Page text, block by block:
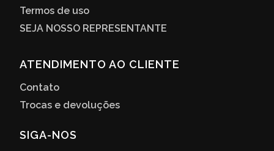
Termos de uso
SEJA NOSSO REPRESENTANTE
ATENDIMENTO AO CLIENTE
Contato
Trocas e devoluções
SIGA-NOS